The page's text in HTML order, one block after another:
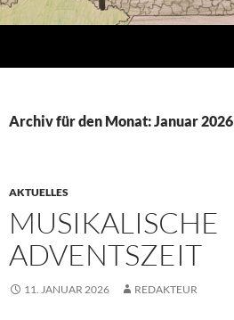
Archiv für den Monat: Januar 2026
AKTUELLES
MUSIKALISCHE
ADVENTSZEIT
11. JANUAR 2026 REDAKTEUR